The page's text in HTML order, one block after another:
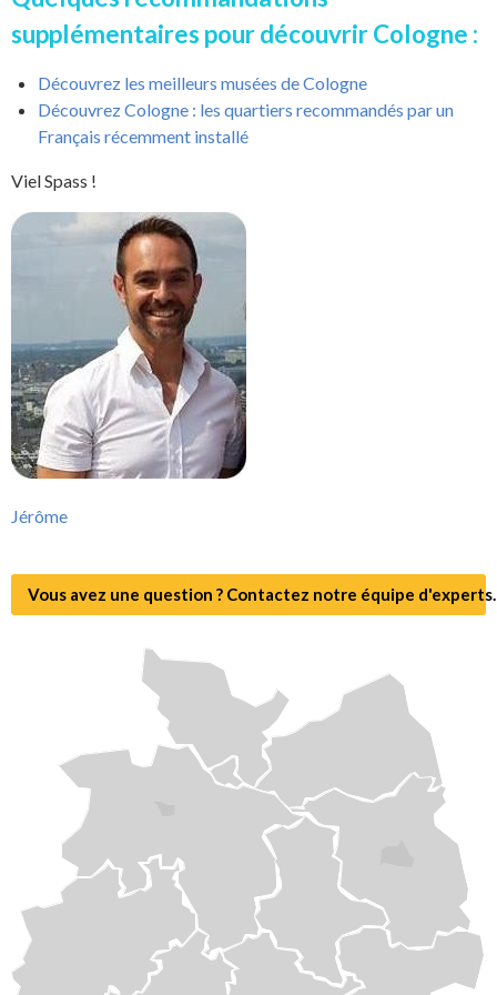
supplémentaires pour découvrir Cologne :
Découvrez les meilleurs musées de Cologne
Découvrez Cologne : les quartiers recommandés par un
Français récemment installé
Viel Spass !
Jérôme
Vous avez une question ? Contactez notre équipe d'experts.